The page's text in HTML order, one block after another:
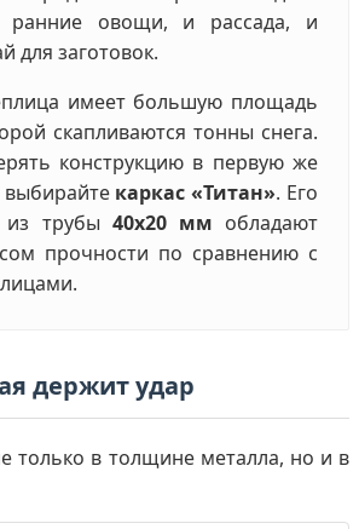
ранние овощи, и рассада, и
для заготовок.
имеет большую площадь
скапливаются тонны снега.
конструкцию в первую же
каркас «Титан». Его
из трубы 40х20 мм обладают
прочности по сравнению с
держит удар
только в толщине металла, но и в